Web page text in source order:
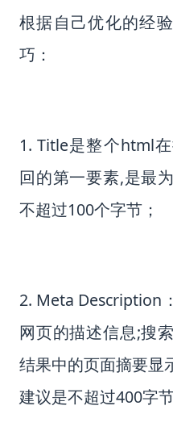
根据自己优化的经
巧：
1. Title是整个html
回的第一要素,是最
不超过100个字节；
2. Meta Description
网页的描述信息;搜
结果中的页面摘要显
建议是不超过400字